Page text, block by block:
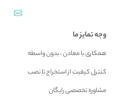
وجه تمایز ما
همکاری با معادن ، بدون واسطه
کنترل کیفیت از استخراج تا نصب
مشاوره تخصصی رایگان